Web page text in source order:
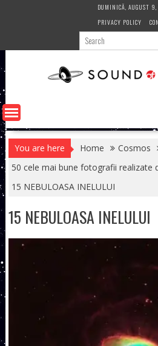
DUMINICĂ, AUGUST
PRIVACY POLICY
You are here Home
Cosmos
50 cele mai bune fotografii realizate
15 NEBULOASA INELULUI
15 NEBULOASA INELULUI